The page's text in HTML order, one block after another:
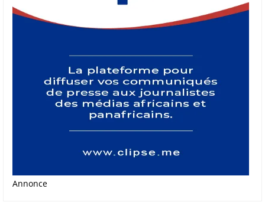
Annonce